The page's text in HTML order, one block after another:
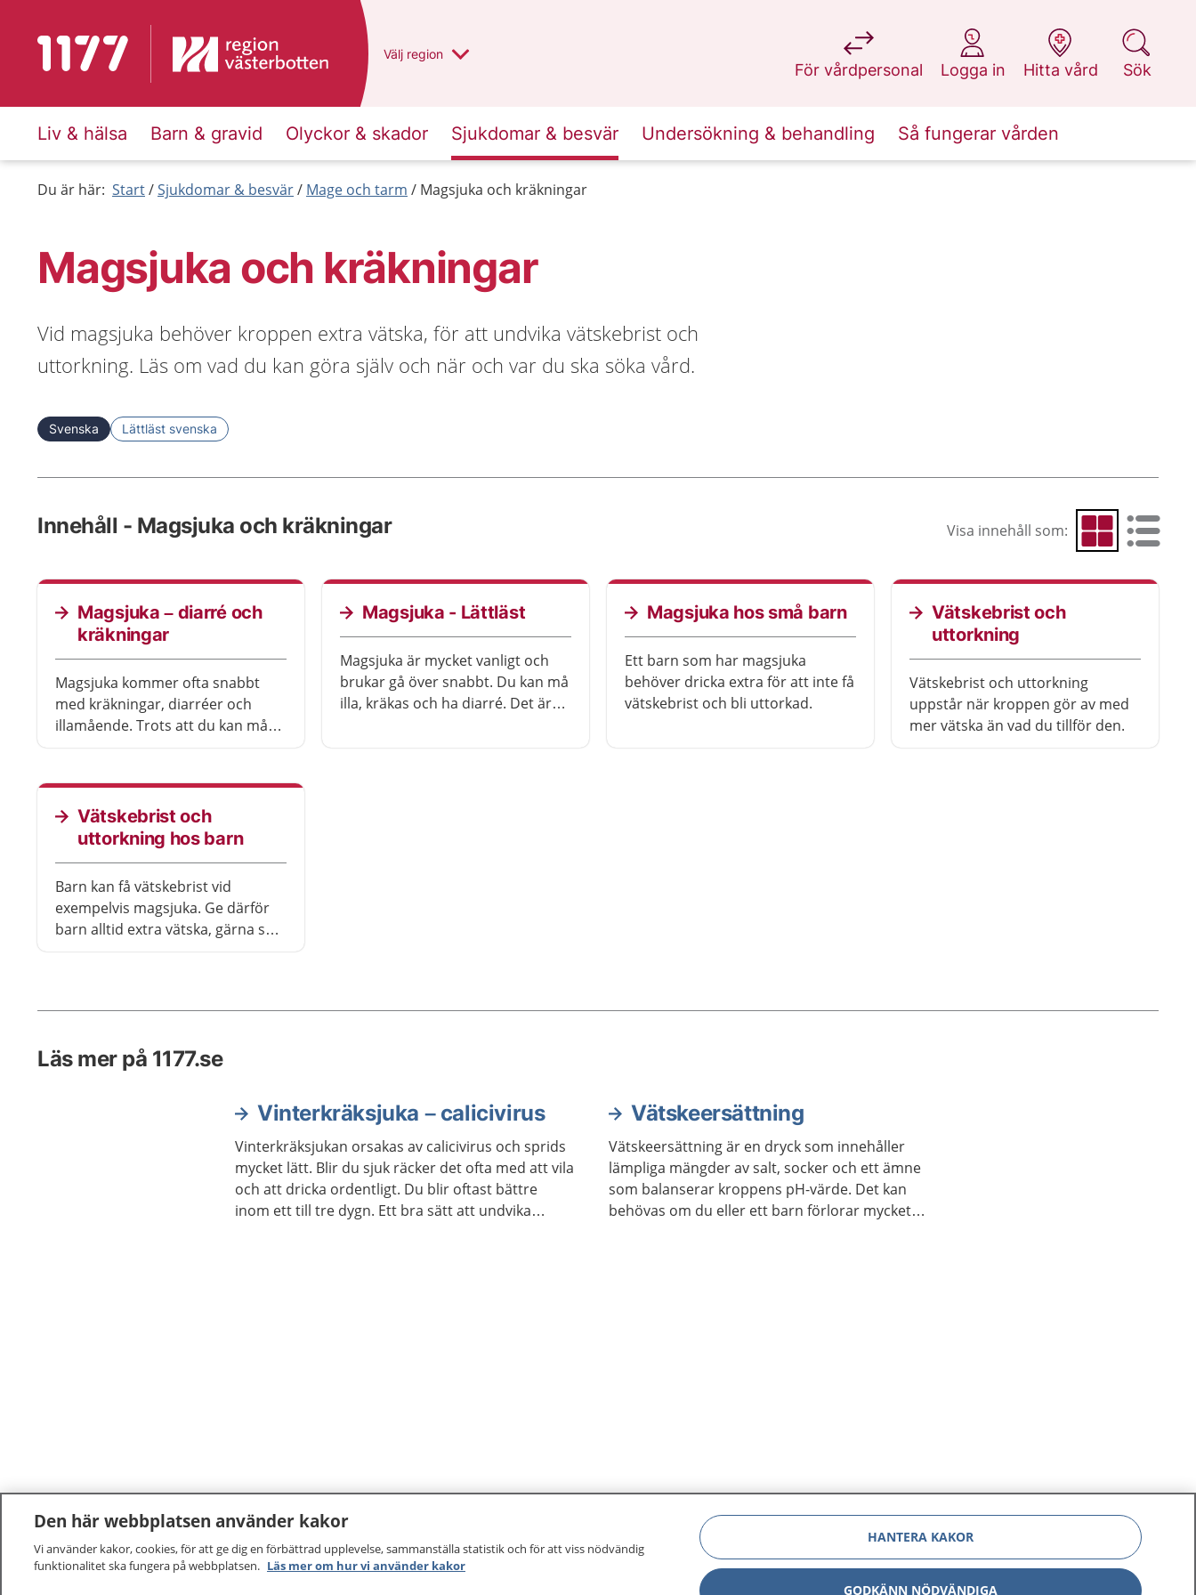
Till startsidan för 1177 Du har valt region
Välj en annan
region
För vårdpersonal
på 1177.se
Logga in
på 1177.se
Hitta vård
på 1177.se
Sök
på 1177.se
Liv & hälsa Barn & gravid Olyckor & skador Sjukdomar & besvär Undersökning & behandling Så fungerar vården
Du är här: Start Sjukdomar & besvär Mage och tarm Magsjuka och kräkningar
Magsjuka och kräkningar
Vid magsjuka behöver kroppen extra vätska, för att undvika vätskebrist och
uttorkning. Läs om vad du kan göra själv och när och var du ska söka vård.
Svenska Lättläst svenska
Innehåll - Magsjuka och kräkningar Visa innehåll som: Visa som rutnät
Visa som
Magsjuka – diarré och
kräkningar
Magsjuka kommer ofta snabbt
med kräkningar, diarréer och
illamående. Trots att du kan må
oftast med att vila och att dricka
mycket. Du blir ofta bättre inom
ett till tre dygn.
Magsjuka - Lättläst
Magsjuka är mycket vanligt och
brukar gå över snabbt. Du kan må
illa, kräkas och ha diarré. Det är
Magsjuka hos små barn
Ett barn som har magsjuka
behöver dricka extra för att inte få
vätskebrist och bli uttorkad.
Vätskebrist och
uttorkning
Vätskebrist och uttorkning
uppstår när kroppen gör av med
mer vätska än vad du tillför den.
Vätskebrist och
uttorkning hos barn
Barn kan få vätskebrist vid
exempelvis magsjuka. Ge därför
barn alltid extra vätska, gärna så
Läs mer på 1177.se
Vinterkräksjuka – calicivirus
Vinterkräksjukan orsakas av calicivirus och sprids
mycket lätt. Blir du sjuk räcker det ofta med att vila
och att dricka ordentligt. Du blir oftast bättre
inom ett till tre dygn. Ett bra sätt att undvika
Vätskeersättning
Vätskeersättning är en dryck som innehåller
lämpliga mängder av salt, socker och ett ämne
som balanserar kroppens pH-värde. Det kan
behövas om du eller ett barn förlorar mycket
Den här webbplatsen använder kakor
Vi använder kakor, cookies, för att ge dig en förbättrad upplevelse, sammanställa statistik och för att viss nödvändig
funktionalitet ska fungera på webbplatsen. Läs mer om hur vi använder kakor
HANTERA KAKOR
GODKÄNN NÖDVÄNDIGA